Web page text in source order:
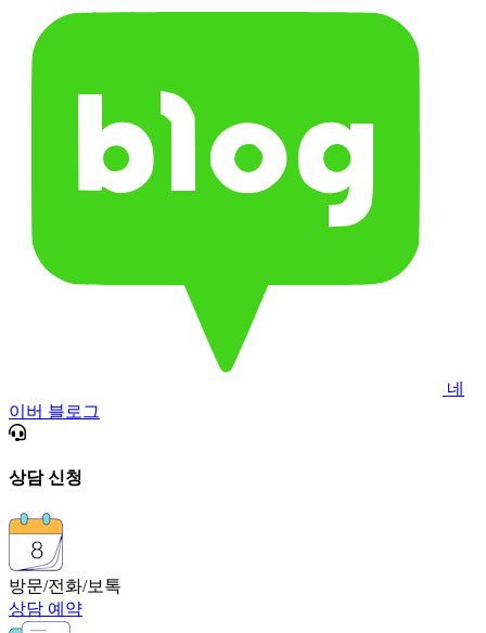
네
이버 블로그
상담 신청
방문/전화/보톡
상담 예약